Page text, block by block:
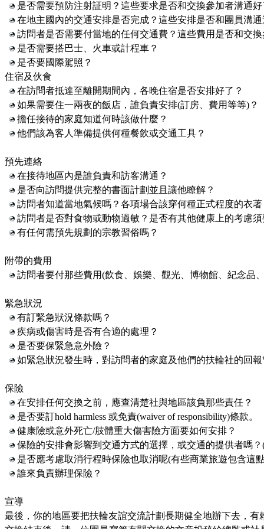
是否需要預防注射証明？這些要求是否和交換參加者溝通
在地主國內的交通安排是否完成？這些安排是否和團員溝
訪問者是否需要付當地的任何交通費？這些費用是否和交
是否需要搭巴士、火車或計程車？
是否要國際駕照？
住宿及伙食
在訪問者抵達至離開期間內，各晚住宿是否安排好了？
如果需要住一兩夜的飯店，誰負責安排(訂房、費用等等) ？
擔任接待的家庭知道何時該做什麼？
他們該為客人準備提供何種餐飲或交通工具？
預先連絡
在接待地區內是誰負責和訪客溝通？
是否向訪問提供完整的書面計劃並且讓他瞭解？
訪問者知道當地氣候嗎？各項場合該穿何種正式程度的衣著
訪問者是否對食物或動物過敏？是否有其他健康上的考慮
有任何需預先規劃的宗教習俗嗎？
附帶的費用
訪問者要付那些費用(飲食、娛樂、觀光、博物館、紀念品
緊急狀況
有訂緊急狀況條款嗎？
疾病或傷害時是否有合適的處理？
是否要保緊急意外險？
如緊急狀況發生時，對訪問者的家庭及他們的扶輪社的回
保險
在安排任何交換之前，應查清楚社與地區該負那些責任？
是否要訂hold harmless 或免責(waiver of responsibility)條款。
健康險或意外死亡/肢體重大傷害險方面要如何安排？
保險的安排會影響到交通方式的選擇，或交通的提供者嗎？
是否應考慮取消行程時保險也取消呢(有些商業旅遊包含這
誰來負責辦理保險？
宣導
最後，你的地區要把扶輪友誼交流計劃長期健全地辦下去，